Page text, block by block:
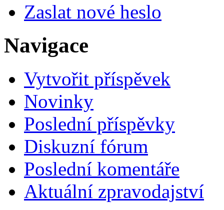
Zaslat nové heslo
Navigace
Vytvořit příspěvek
Novinky
Poslední příspěvky
Diskuzní fórum
Poslední komentáře
Aktuální zpravodajství